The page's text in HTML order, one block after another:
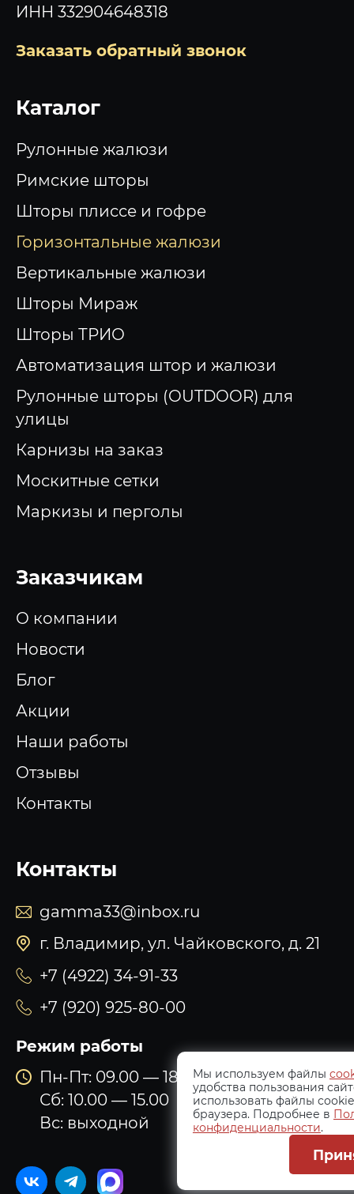
ИНН 332904648318
Заказать обратный звонок
Каталог
Рулонные жалюзи
Римские шторы
Шторы плиссе и гофре
Горизонтальные жалюзи
Вертикальные жалюзи
Шторы Мираж
Шторы ТРИО
Автоматизация штор и жалюзи
Рулонные шторы (OUTDOOR) для
улицы
Карнизы на заказ
Москитные сетки
Маркизы и перголы
Заказчикам
О компании
Новости
Блог
Акции
Наши работы
Отзывы
Контакты
Контакты
gamma33@inbox.ru
г. Владимир, ул. Чайковского, д. 21
+7 (4922) 34-91-33
+7 (920) 925-80-00
Режим работы
Пн-Пт: 09.00 — 18.00
Сб: 10.00 — 15.00
Вс: выходной
Мы используем файлы
удобства пользования
использовать файлы
браузера. Подробнее в
конфиденциальности.